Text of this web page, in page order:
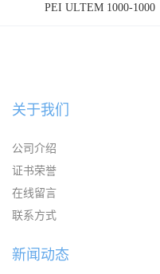
PEI ULTEM 1000-1000
关于我们
公司介绍
证书荣誉
在线留言
联系方式
新闻动态